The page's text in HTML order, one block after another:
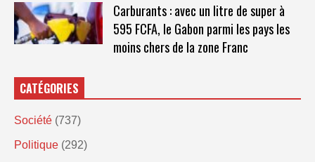
Carburants : avec un litre de super à
595 FCFA, le Gabon parmi les pays les
moins chers de la zone Franc
CATÉGORIES
Société (737)
Politique (292)